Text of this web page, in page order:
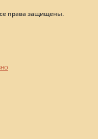
права защищены.